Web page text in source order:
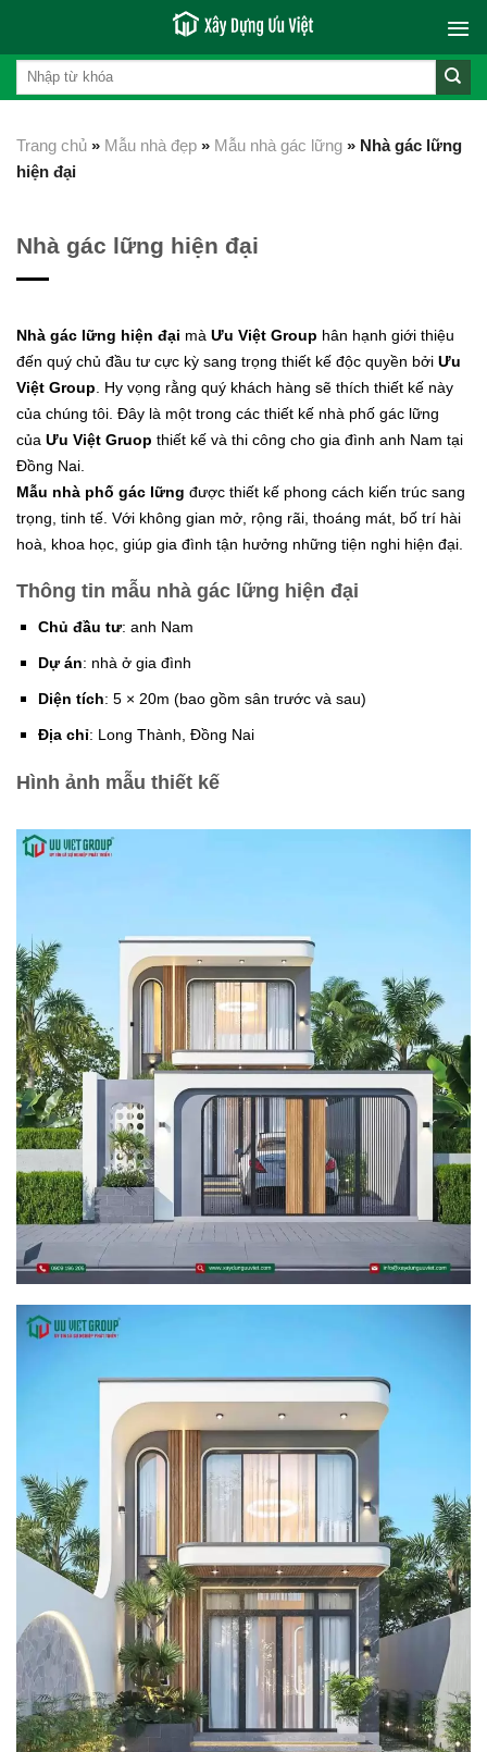
content
Trang chủ » Mẫu nhà đẹp » Mẫu nhà gác lững » Nhà gác lững
hiện đại
Nhà gác lững hiện đại
Nhà gác lững hiện đại mà Ưu Việt Group hân hạnh giới thiệu
đến quý chủ đầu tư cực kỳ sang trọng thiết kế độc quyền bởi Ưu
Việt Group . Hy vọng rằng quý khách hàng sẽ thích thiết kế này
của chúng tôi. Đây là một trong các thiết kế nhà phố gác lững
của Ưu Việt Gruop thiết kế và thi công cho gia đình anh Nam tại
Đồng Nai.
Mẫu nhà phố gác lững được thiết kế phong cách kiến trúc sang
trọng, tinh tế. Với không gian mở, rộng rãi, thoáng mát, bố trí hài
hoà, khoa học, giúp gia đình tận hưởng những tiện nghi hiện đại.
Thông tin mẫu nhà gác lững hiện đại
Chủ đầu tư: anh Nam
Dự án: nhà ở gia đình
Diện tích: 5 × 20m (bao gồm sân trước và sau)
Địa chỉ: Long Thành, Đồng Nai
Hình ảnh mẫu thiết kế